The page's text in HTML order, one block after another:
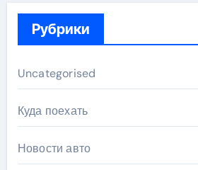
Рубрики
Uncategorised
Куда поехать
Новости авто